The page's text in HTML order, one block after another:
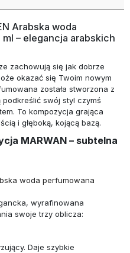
Arabska woda
– elegancja arabskich
zachowują się jak dobrze
okazać się Twoim nowym
została stworzona z
swój styl czymś
To kompozycja grająca
i głęboką, kojącą bazą.
MARWAN – subtelna
woda perfumowana
wyrafinowana
swoje trzy oblicza:
Daje szybkie